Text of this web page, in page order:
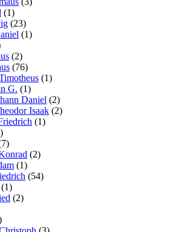
(1)
(23)
(1)
(2)
(76)
(1)
G. (1)
Daniel (2)
Isaak (2)
(1)
(2)
(1)
(54)
(1)
(2)